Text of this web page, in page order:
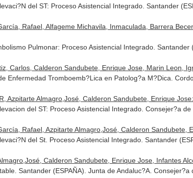
del ST: Proceso Asistencial Integrado. Santander
Rafael, Alfageme Michavila, Inmaculada, Barrera
Pulmonar: Proceso Asistencial Integrado.
Carlos, Calderon Sandubete, Enrique Jose, Marin Leon,
Enfermedad Tromboemb?Lica en Patolog?a M?Dica.
Azpitarte Almagro,José, Calderon Sandubete, Enrique Jose:
del ST: Proceso Asistencial Integrado. Consejer?a de
Rafael, Azpitarte Almagro,José, Calderon
del St. Proceso Asistencial Integrado. Santander
Calderon Sandubete, Enrique Jose, Infantes
Santander (ESPAÑA). Junta de Andaluc?A.